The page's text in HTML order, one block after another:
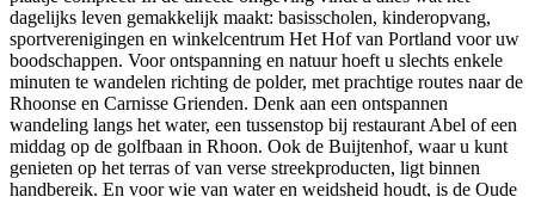
dagelijks leven gemakkelijk maakt: basisscholen, kinderopvang,
sportverenigingen en winkelcentrum Het Hof van Portland voor uw
boodschappen. Voor ontspanning en natuur hoeft u slechts enkele
minuten te wandelen richting de polder, met prachtige routes naar de
Rhoonse en Carnisse Grienden. Denk aan een ontspannen
wandeling langs het water, een tussenstop bij restaurant Abel of een
middag op de golfbaan in Rhoon. Ook de Buijtenhof, waar u kunt
genieten op het terras of van verse streekproducten, ligt binnen
handbereik. En voor wie van water en weidsheid houdt, is de Oude